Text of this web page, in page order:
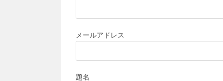
メールアドレス
題名